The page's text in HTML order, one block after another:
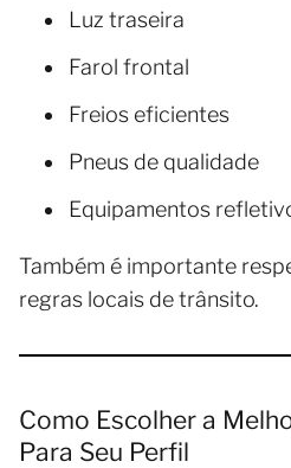
Luz traseira
Farol frontal
Freios eficientes
Pneus de qualidade
Equipamentos
Também é importante
regras locais de trânsito.
Como Escolher a
Para Seu Perfil